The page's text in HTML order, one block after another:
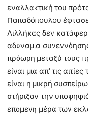
εναλλακτική του
Παπαδόπουλου
Λιλλήκας δεν
αδυναμία
πρόωρη μεταξύ τους
είναι μια απ’ τις
είναι η μικρή
στήριξαν την
επόμενη μέρα των